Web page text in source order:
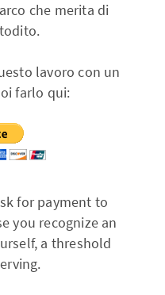
che merita di
lavoro con un
farlo qui:
for payment to
you recognize an
a threshold